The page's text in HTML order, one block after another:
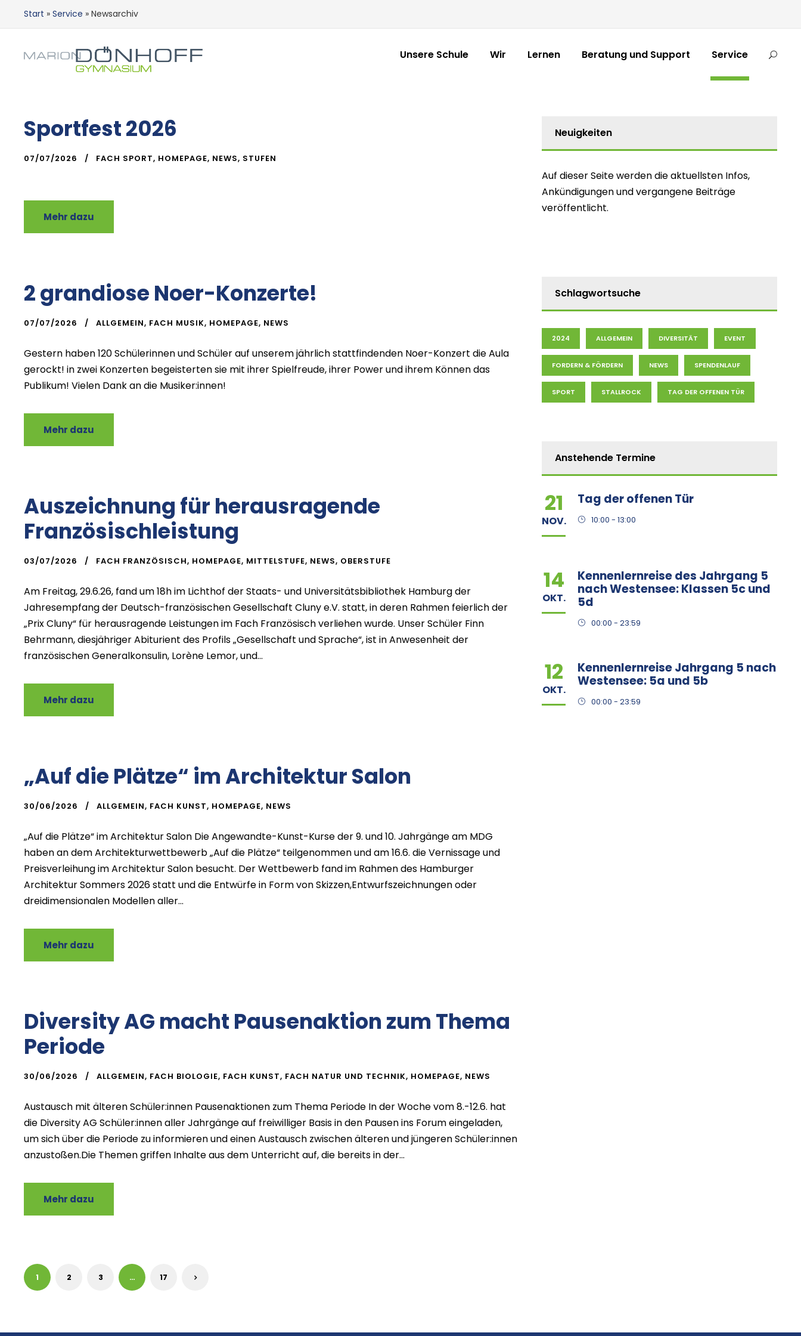
Start » Service » Newsarchiv
Unsere Schule Wir Lernen Beratung und Support Service
Sportfest 2026
07/07/2026 FACH SPORT, HOMEPAGE, NEWS, STUFEN
Mehr dazu
2 grandiose Noer-Konzerte!
07/07/2026 ALLGEMEIN, FACH MUSIK, HOMEPAGE, NEWS
Gestern haben 120 Schülerinnen und Schüler auf unserem jährlich stattfindenden Noer-Konzert die Aula
gerockt! in zwei Konzerten begeisterten sie mit ihrer Spielfreude, ihrer Power und ihrem Können das
Publikum! Vielen Dank an die Musiker:innen!
Mehr dazu
Auszeichnung für herausragende
Französischleistung
03/07/2026 FACH FRANZÖSISCH, HOMEPAGE, MITTELSTUFE, NEWS, OBERSTUFE
Am Freitag, 29.6.26, fand um 18h im Lichthof der Staats- und Universitätsbibliothek Hamburg der
Jahresempfang der Deutsch-französischen Gesellschaft Cluny e.V. statt, in deren Rahmen feierlich der
„Prix Cluny“ für herausragende Leistungen im Fach Französisch verliehen wurde. Unser Schüler Finn
Behrmann, diesjähriger Abiturient des Profils „Gesellschaft und Sprache“, ist in Anwesenheit der
französischen Generalkonsulin, Lorène Lemor, und...
Mehr dazu
„Auf die Plätze“ im Architektur Salon
30/06/2026 ALLGEMEIN, FACH KUNST, HOMEPAGE, NEWS
„Auf die Plätze“ im Architektur Salon Die Angewandte-Kunst-Kurse der 9. und 10. Jahrgänge am MDG
haben an dem Architekturwettbewerb „Auf die Plätze“ teilgenommen und am 16.6. die Vernissage und
Preisverleihung im Architektur Salon besucht. Der Wettbewerb fand im Rahmen des Hamburger
Architektur Sommers 2026 statt und die Entwürfe in Form von Skizzen,Entwurfszeichnungen oder
dreidimensionalen Modellen aller...
Mehr dazu
Diversity AG macht Pausenaktion zum Thema
Periode
30/06/2026 ALLGEMEIN, FACH BIOLOGIE, FACH KUNST, FACH NATUR UND TECHNIK, HOMEPAGE, NEWS
Austausch mit älteren Schüler:innen Pausenaktionen zum Thema Periode In der Woche vom 8.-12.6. hat
die Diversity AG Schüler:innen aller Jahrgänge auf freiwilliger Basis in den Pausen ins Forum eingeladen,
um sich über die Periode zu informieren und einen Austausch zwischen älteren und jüngeren Schüler:innen
anzustoßen.Die Themen griffen Inhalte aus dem Unterricht auf, die bereits in der...
Mehr dazu
1 2 3 … 17
Neuigkeiten
Auf dieser Seite werden die aktuellsten Infos,
Ankündigungen und vergangene Beiträge
veröffentlicht.
Schlagwortsuche
2024 ALLGEMEIN DIVERSITÄT EVENT
FORDERN & FÖRDERN NEWS SPENDENLAUF
SPORT STALLROCK TAG DER OFFENEN TÜR
Anstehende Termine
21
NOV.
Tag der offenen Tür
10:00 - 13:00
14
OKT.
Kennenlernreise des Jahrgang 5
nach Westensee: Klassen 5c und
5d
00:00 - 23:59
12
OKT.
Kennenlernreise Jahrgang 5 nach
Westensee: 5a und 5b
00:00 - 23:59